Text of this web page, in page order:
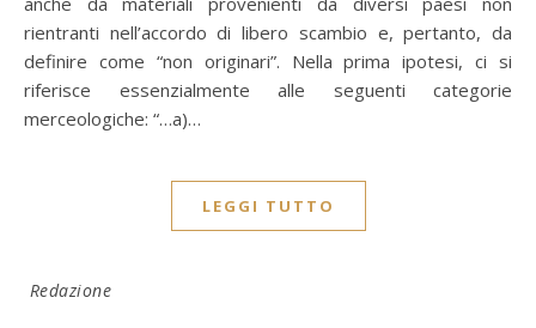
rientranti nell’accordo di libero scambio e, pertanto, da
definire come “non originari”. Nella prima ipotesi, ci si
riferisce essenzialmente alle seguenti categorie
merceologiche: “…a)…
LEGGI TUTTO
Redazione